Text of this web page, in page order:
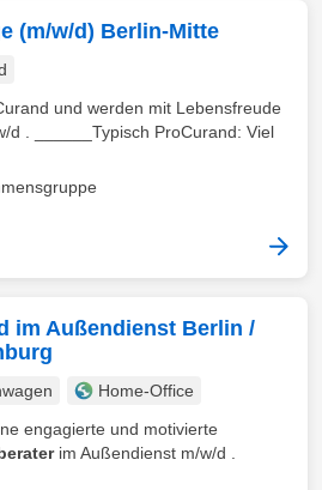
(m/w/d) Berlin-Mitte
und werden mit Lebensfreude
d . ______Typisch ProCurand: Viel
im Außendienst Berlin /
Home-Office
engagierte und motivierte
im Außendienst m/w/d .